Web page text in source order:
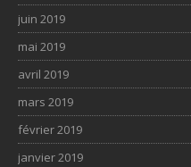
juin 2019
mai 2019
avril 2019
mars 2019
février 2019
janvier 2019